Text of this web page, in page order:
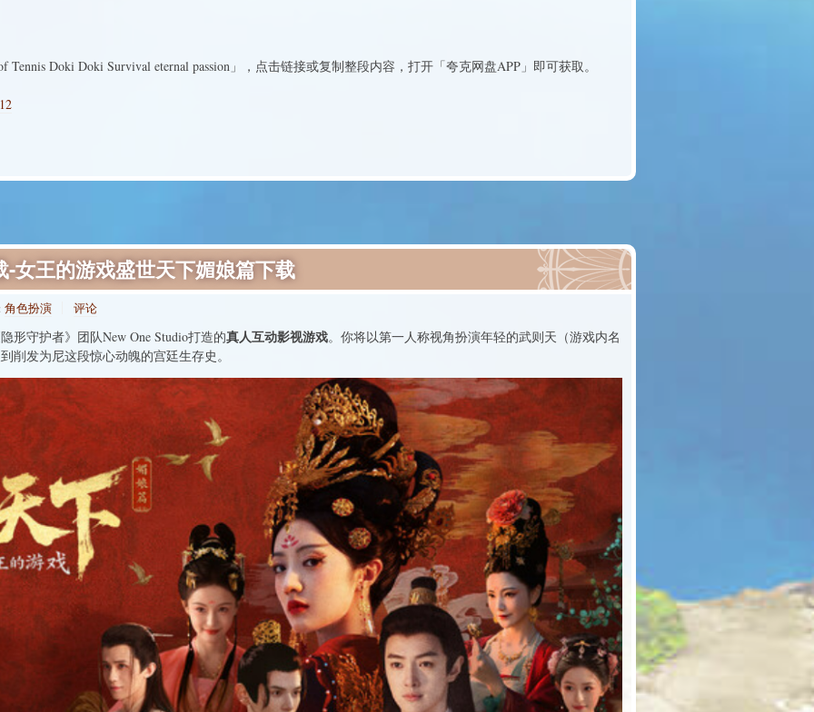
Doki Doki Survival eternal passion」，点击链接或复制整段内容，打开「夸克网盘APP」即可获取。
女王的游戏盛世天下媚娘篇下载
角色扮演 评论
形守护者》团队New One Studio打造的真人互动影视游戏。你将以第一人称视角扮演年轻的武则天（游戏内名
削发为尼这段惊心动魄的宫廷生存史。